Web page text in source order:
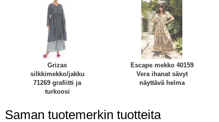
Grizas
silkkimekko/jakku
71269 grafiitti ja
turkoosi
Escape mekko 40159
Vera ihanat sävyt
näyttävä helma
Saman tuotemerkin tuotteita